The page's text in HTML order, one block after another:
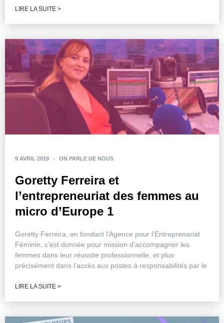
LIRE LA SUITE >
9 AVRIL 2019 - ON PARLE DE NOUS
Goretty Ferreira et
l’entrepreneuriat des femmes au
micro d’Europe 1
Goretty Ferreira, en fondant l’Agence pour l’Entreprenariat
Féminin, c’est donnée pour mission d’accompagner les
femmes dans leur réussite professionnelle, et plus
précisément dans l’accès aux postes à responsabilités par le
LIRE LA SUITE >